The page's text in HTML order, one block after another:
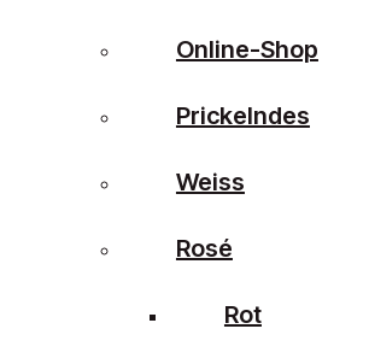
Online-Shop
Prickelndes
Weiss
Rosé
Rot